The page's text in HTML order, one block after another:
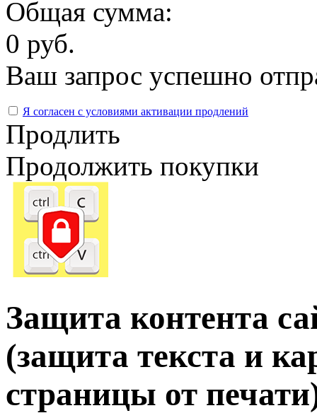
Общая сумма:
0 руб.
Ваш запрос успешно
Я согласен с условиями активации продлений
Продлить
Продолжить покупки
Защита контента
(защита текста и
страницы от